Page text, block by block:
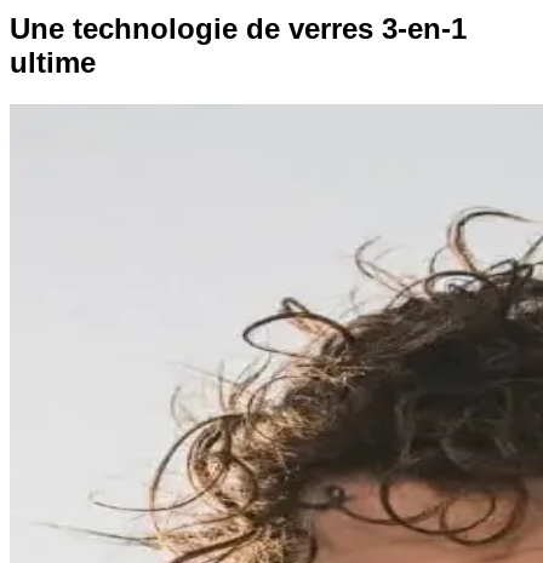
Une technologie de verres 3-en-1
ultime